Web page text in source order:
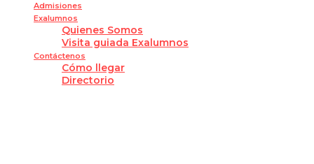
Admisiones
Exalumnos
Quienes Somos
Visita guiada Exalumnos
Contáctenos
Cómo llegar
Directorio